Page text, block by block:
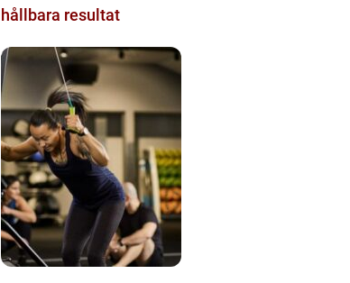
hållbara resultat